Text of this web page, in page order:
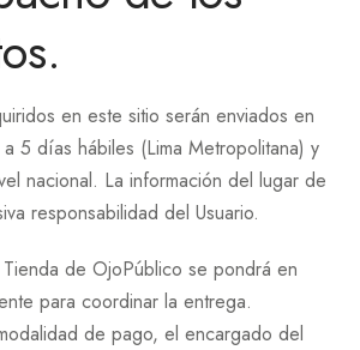
en este sitio serán enviados en
5 días hábiles (Lima Metropolitana) y
nacional. La información del lugar de
responsabilidad del Usuario.
de OjoPúblico se pondrá en
para coordinar la entrega.
de pago, el encargado del